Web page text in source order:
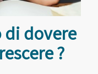
di dovere
?